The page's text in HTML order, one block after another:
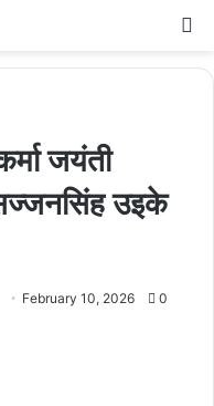
जयंती
उइके
February 10, 2026 0